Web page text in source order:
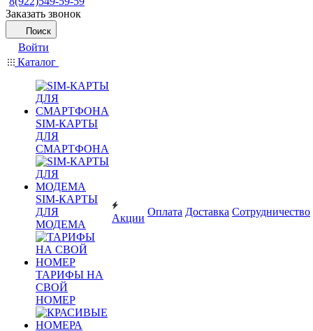
Заказать звонок
Поиск
Войти
Каталог
SIM-КАРТЫ
ДЛЯ
СМАРТФОНА
SIM-КАРТЫ
ДЛЯ
МОДЕМА
ТАРИФЫ НА
СВОЙ
НОМЕР
Акции
Оплата Доставка Сотрудничество